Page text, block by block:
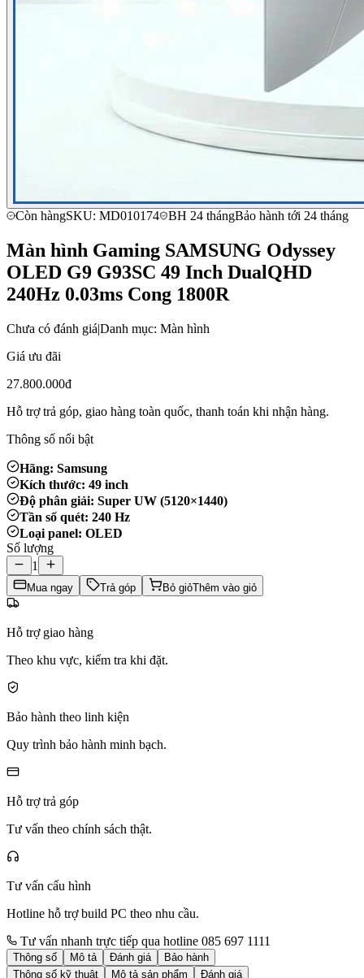
Còn hàngSKU: MD010174 BH 24 thángBảo hành tới 24 tháng
Màn hình Gaming SAMSUNG Odyssey
OLED G9 G93SC 49 Inch DualQHD
240Hz 0.03ms Cong 1800R
Chưa có đánh giá|Danh mục: Màn hình
Giá ưu đãi
27.800.000đ
Hỗ trợ trả góp, giao hàng toàn quốc, thanh toán khi nhận hàng.
Thông số nổi bật
Hãng: Samsung
Kích thước: 49 inch
Độ phân giải: Super UW (5120×1440)
Tần số quét: 240 Hz
Loại panel: OLED
Số lượng
1
Mua ngay Trả góp Bỏ giỏThêm vào giỏ
Hỗ trợ giao hàng
Theo khu vực, kiểm tra khi đặt.
Bảo hành theo linh kiện
Quy trình bảo hành minh bạch.
Hỗ trợ trả góp
Tư vấn theo chính sách thật.
Tư vấn cấu hình
Hotline hỗ trợ build PC theo nhu cầu.
Tư vấn nhanh trực tiếp qua hotline 085 697 1111
Thông số Mô tả Đánh giá
Bảo hành
Thông số kỹ thuật
Mô tả sản phẩm
Đánh giá